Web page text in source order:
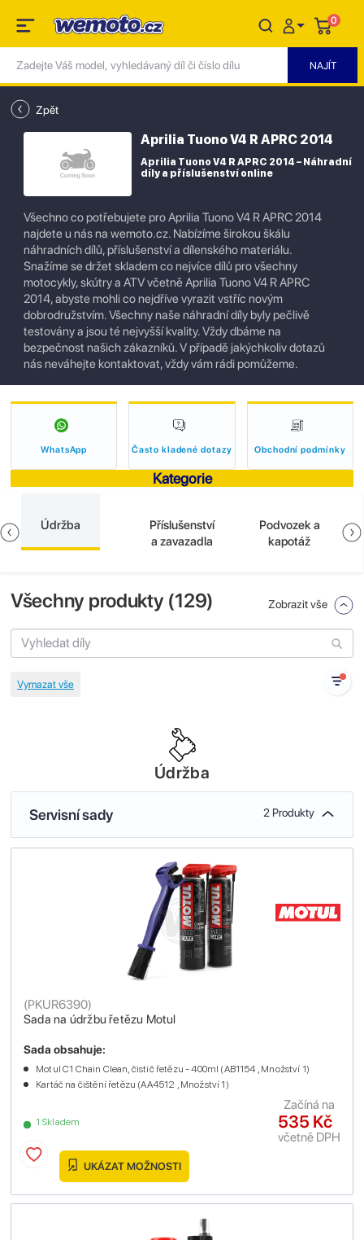
0
Zpět
Aprilia Tuono V4 R APRC 2014
Aprilia Tuono V4 R APRC 2014 – Náhradní
díly a příslušenství online
Všechno co potřebujete pro Aprilia Tuono V4 R APRC 2014
najdete u nás na wemoto.cz. Nabízíme širokou škálu
náhradních dílů, příslušenství a dílenského materiálu.
Snažíme se držet skladem co nejvíce dílů pro všechny
motocykly, skútry a ATV včetně Aprilia Tuono V4 R APRC
2014, abyste mohli co nejdříve vyrazit vstříc novým
dobrodružstvím. Všechny naše náhradní díly byly pečlivě
testovány a jsou té nejvyšší kvality. Vždy dbáme na
bezpečnost našich zákazníků. V případě jakýchkoliv dotazů
nás neváhejte kontaktovat, vždy vám rádi pomůžeme.
WhatsApp Často kladené dotazy Obchodní podmínky
Kategorie
Údržba
Příslušenství
a zavazadla
Podvozek a
kapotáž
Všechny produkty (129) Zobrazit vše
Údržba
Servisní sady 2 Produkty
Sada na údržbu řetězu Motul
(PKUR6390)
1 Skladem
Sada obsahuje:
Motul C1 Chain Clean, čistič řetězu - 400ml (AB1154 , Množství 1)
Kartáč na čištění řetězu (AA4512 , Množství 1)
535 Kč
včetně DPH
Začíná na
UKÁZAT MOŽNOSTI